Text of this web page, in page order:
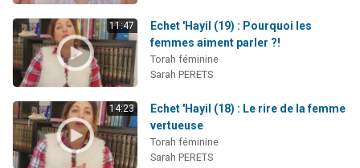
11:47
Echet 'Hayil (19) : Pourquoi les
femmes aiment parler ?!
Torah féminine
Sarah PERETS
14:23
Echet 'Hayil (18) : Le rire de la femme
vertueuse
Torah féminine
Sarah PERETS